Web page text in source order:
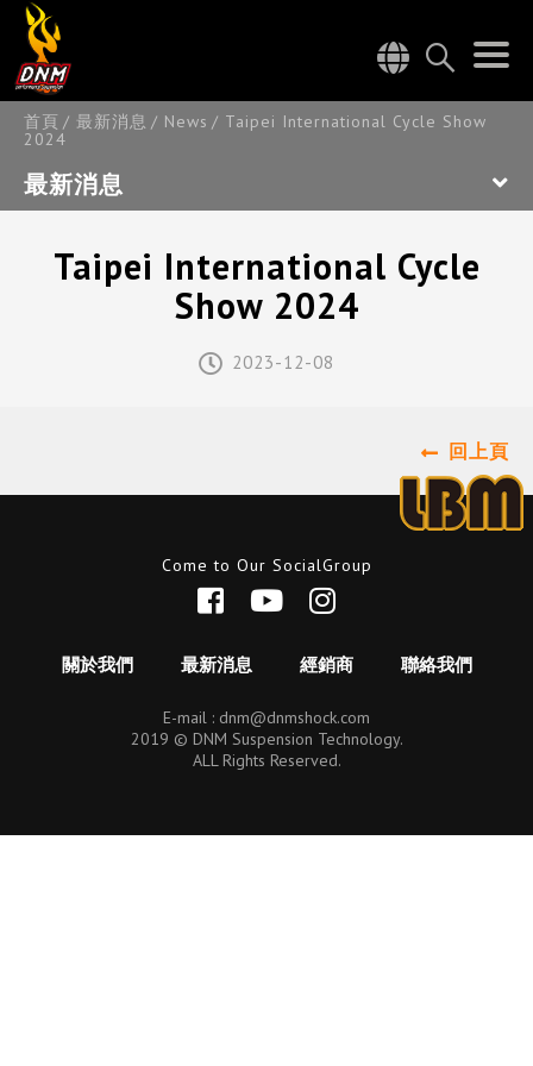
首頁 最新消息 News
Taipei International Cycle Show
2024
最新消息
Taipei International Cycle
Show 2024
2023-12-08
回上頁
Come to Our SocialGroup
關於我們 最新消息 經銷商 聯絡我們
E-mail : dnm@dnmshock.com
2019 © DNM Suspension Technology.
ALL Rights Reserved.